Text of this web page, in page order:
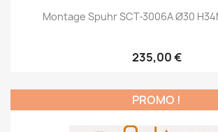
Montage Spuhr SCT-3006A Ø30
235,00 €
PROMO !